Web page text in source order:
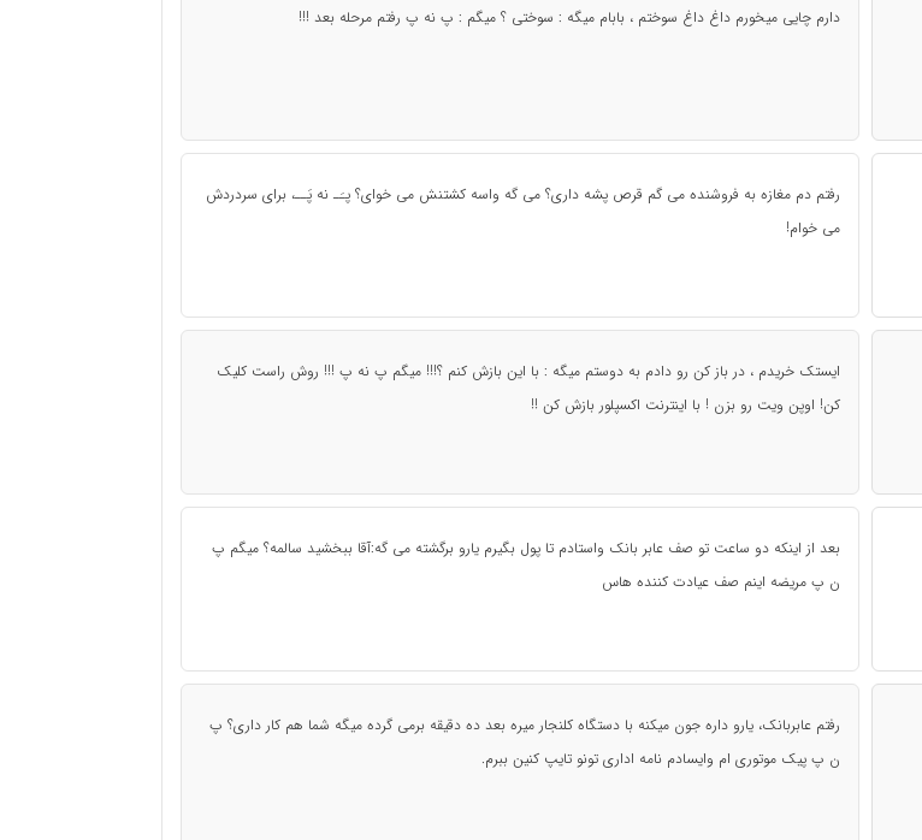
دارم چایی میخورم داغ داغ سوختم ، بابام میگه : سوختی ؟ میگم : پ نه پ رفتم مرحله بعد !!!
رفتم دم مغازه به فروشنده می گم قرص پشه داری؟ می گه واسه کشتنش می خوای؟ پـَـ نه پَــ، برای سردردش
می خوام!
ایستک خریدم ، در باز کن رو دادم به دوستم میگه : با این بازش کنم ؟!!! میگم پ نه پ !!! روش راست کلیک
کن! اوپن ویت رو بزن ! با اینترنت اکسپلور بازش کن !!
بعد از اینکه دو ساعت تو صف عابر بانک واستادم تا پول بگیرم یارو برگشته می گه:آقا ببخشید سالمه؟ میگم پ
ن پ مریضه اینم صف عیادت کننده هاس
رفتم عابربانک، یارو داره جون میکنه با دستگاه کلنجار میره بعد ده دقیقه برمی گرده میگه شما هم کار داری؟ پ
ن پ پیک موتوری ام وایسادم نامه اداری تونو تایپ کنین ببرم.